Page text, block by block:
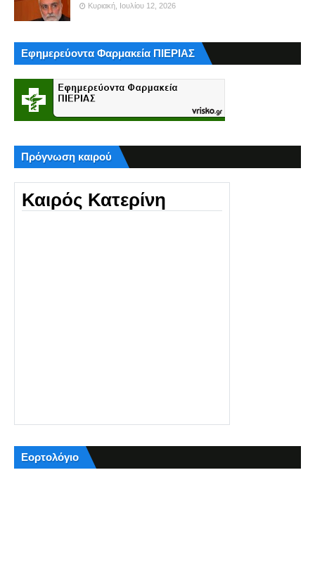
Κυριακή, Ιουλίου 12, 2026
Εφημερεύοντα Φαρμακεία ΠΙΕΡΙΑΣ
Πρόγνωση καιρού
Καιρός Κατερίνη
Εορτολόγιο